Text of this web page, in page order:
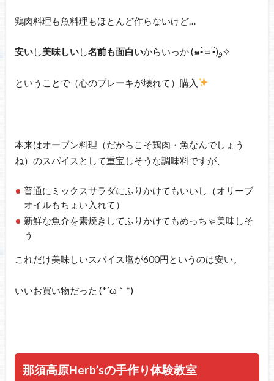
鶏肉料理も魚料理もほとんど作らないけど…
安いし美味しいし名前も面白い からいっか (๑•̀ㅂ•́)و✧
ということで（心のブレーキが壊れて）購入
本来はオーブン料理（だからこそ鶏肉・魚なんでしょう
ね）のスパイスとして重宝しそうな調味料ですが、
普通にミックスサラダにふりかけてもいいし（オリーブ
オイルもちょい入れて）
新鮮な魚介を素焼きしてふりかけてもめっちゃ美味しそ
う
これだけ美味しいスパイス塩が600円というのは安い。
いいお買い物だった (*´ω｀*)
那須高原Herb’sの手作り体験教室